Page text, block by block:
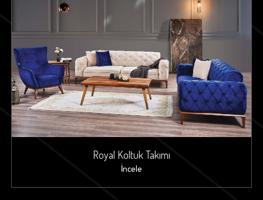
Royal Koltuk Takımı
İncele